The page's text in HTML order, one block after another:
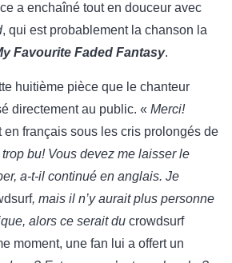
a enchaîné tout en douceur avec
, qui est probablement la chanson la
Favourite Faded Fantasy.
huitième pièce que le chanteur
directement au public. « Merci!
en français sous les cris prolongés de
bu! Vous devez me laisser le
a-t-il continué en anglais. Je
, mais il n’y aurait plus personne
alors ce serait du crowdsurf
moment, une fan lui a offert un